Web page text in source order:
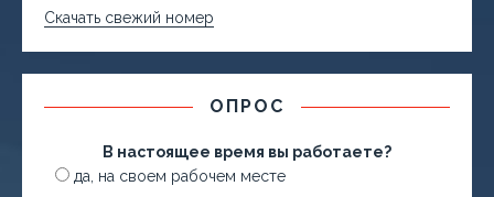
Скачать свежий номер
ОПРОС
В настоящее время вы работаете?
да, на своем рабочем месте